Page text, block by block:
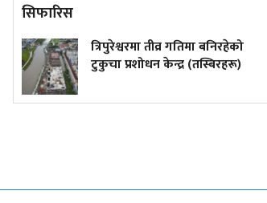
सिफारिस
त्रिपुरेश्वरमा तीव्र गतिमा बनिरहेको
टुकुचा प्रशोधन केन्द्र (तस्बिरहरू)